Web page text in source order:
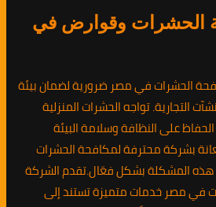
الحشرات وقوارض في
الحشرات في مصر ضرورية لضمان بيئة
التجارية. تواجه الحشرات المنزلية
على النظافة وسلامة البيئة
بشركة محترفة لمكافحة الحشرات
المشكلة بشكل فعّال.تقدم الشركة
في مصر خدمات متميزة تستند إلى